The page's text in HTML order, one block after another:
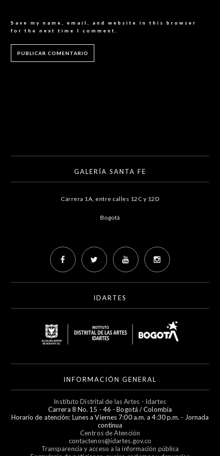
Save my name, email, and website in this browser
for the next time I comment.
GALERÍA SANTA FE
Carrera 1A, entre calles 12C y 12D
Bogotá
IDARTES
INFORMACIÓN GENERAL
Instituto Distrital de las Artes - Idartes
Carrera 8 No. 15 - 46 - Bogotá / Colombia
Horario de atención: Lunes a Viernes 7:00 a.m. a 4:30 p.m. - Jornada
continua
Centros de Atención
contactenos@idartes.gov.co
Transparencia y acceso a la información pública